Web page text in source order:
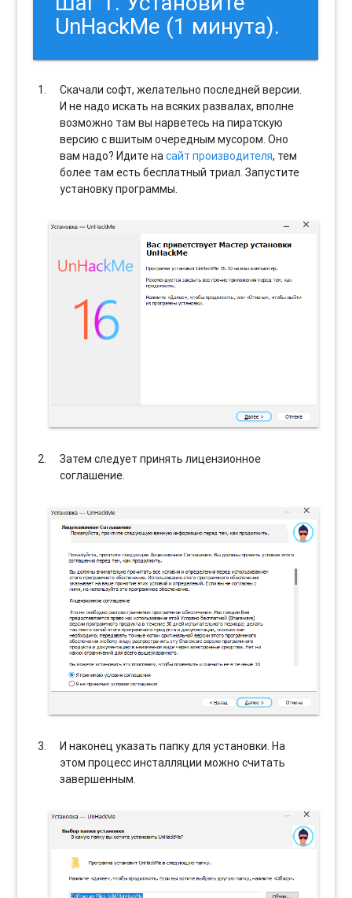
UnHackMe (1 минута).
Скачали софт, желательно последней версии.
И не надо искать на всяких развалах, вполне
возможно там вы нарветесь на пиратскую
версию с вшитым очередным мусором. Оно
вам надо? Идите насайт производителя, тем
более там есть бесплатный триал. Запустите
установку программы.
Затем следует принять лицензионное
соглашение.
И наконец указать папку для установки. На
этом процесс инсталляции можно считать
завершенным.